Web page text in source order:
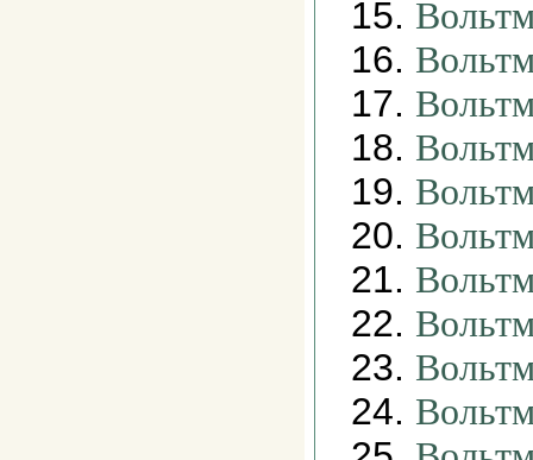
15.
16.
17.
18.
19.
20.
21.
22.
23.
24.